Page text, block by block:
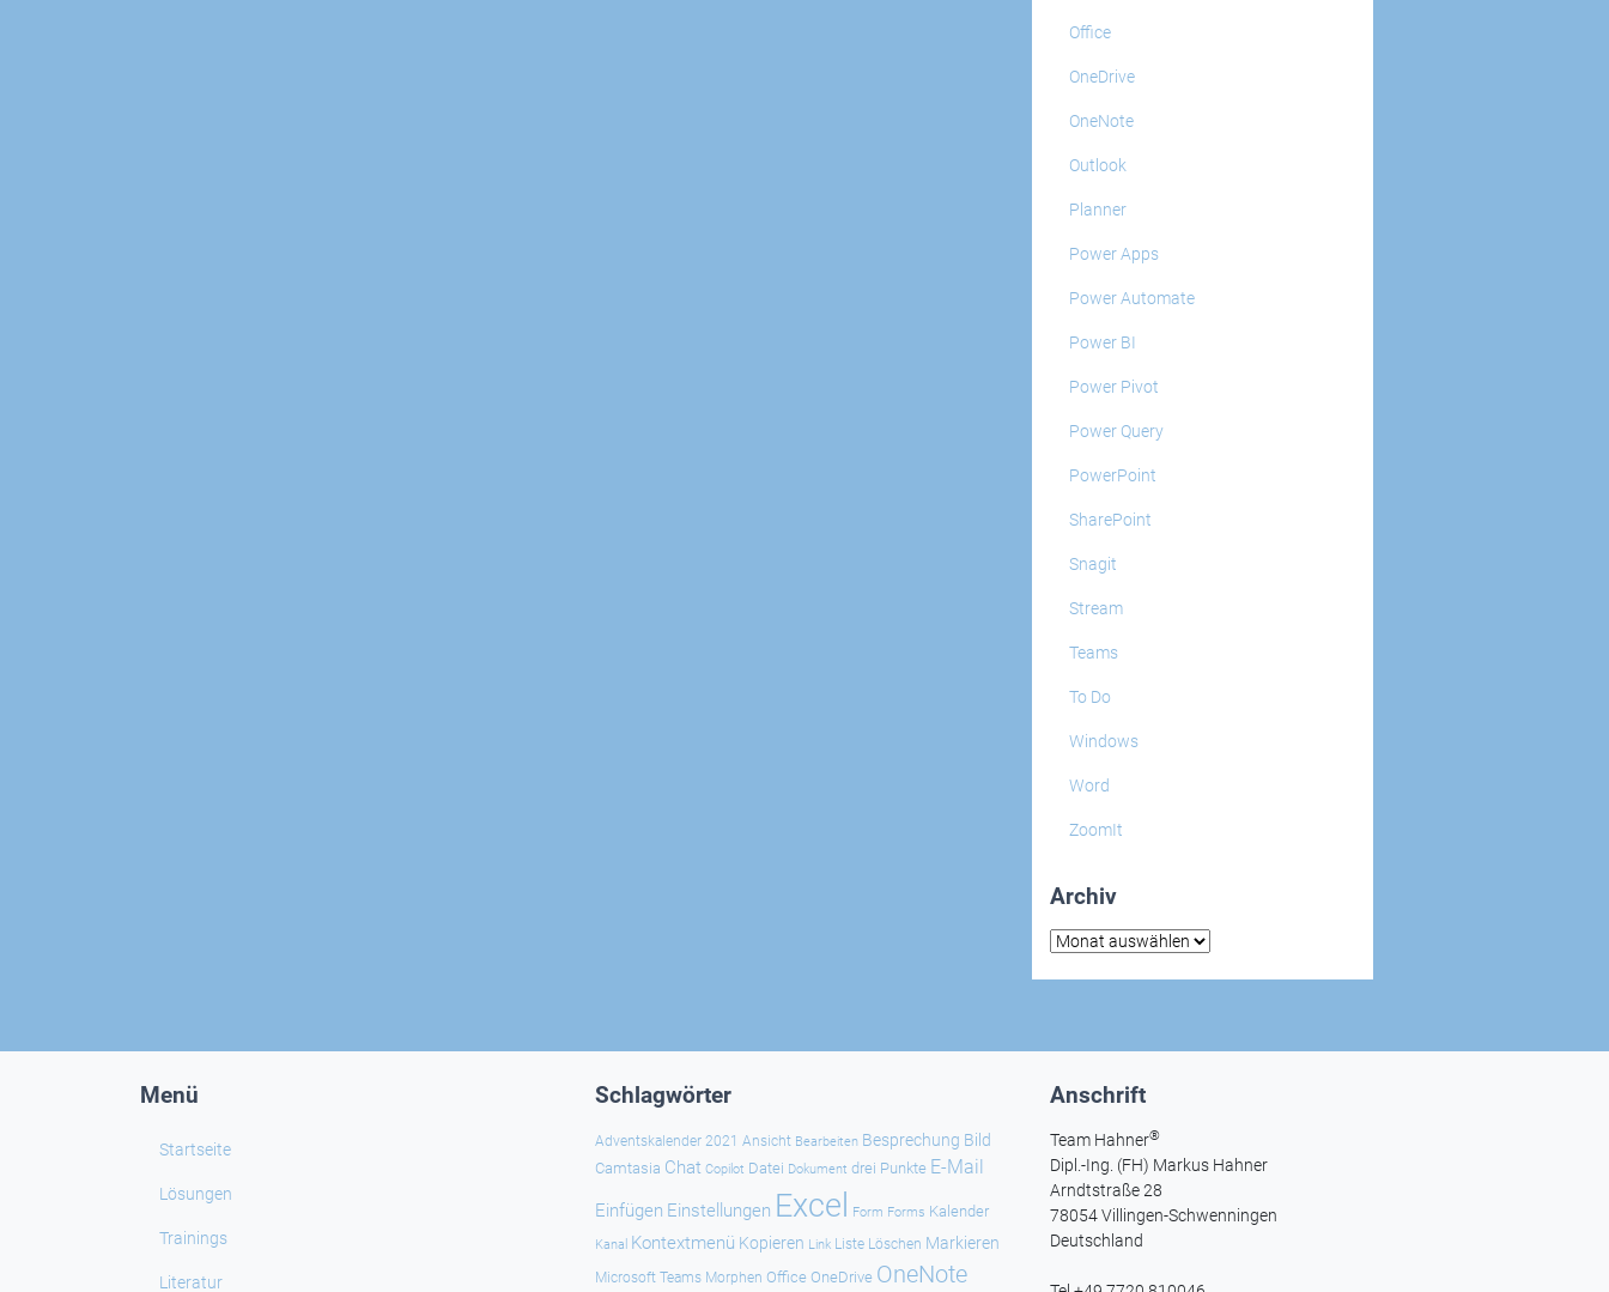
Office
OneDrive
OneNote
Outlook
Planner
Power Apps
Power Automate
Power BI
Power Pivot
Power Query
PowerPoint
SharePoint
Snagit
Stream
Teams
To Do
Windows
Word
ZoomIt
Archiv
Archiv
Menü
Startseite
Lösungen
Trainings
Literatur
Schlagwörter
Adventskalender 2021 Ansicht Bearbeiten Besprechung Bild
Camtasia Chat Copilot Datei Dokument drei Punkte E-Mail
Einfügen Einstellungen Excel Form Forms Kalender
Kanal Kontextmenü Kopieren Link Liste Löschen Markieren
Microsoft Teams Morphen Office OneDrive OneNote
Anschrift
Team Hahner®
Dipl.-Ing. (FH) Markus Hahner
Arndtstraße 28
78054 Villingen-Schwenningen
Deutschland